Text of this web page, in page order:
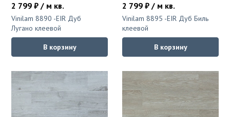
2 799 ₽ / м кв.
Vinilam 8890 -EIR Дуб
Лугано клеевой
В корзину
2 799 ₽ / м кв.
Vinilam 8895 -EIR Дуб Биль
клеевой
В корзину